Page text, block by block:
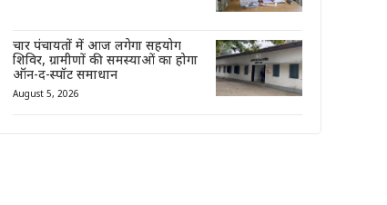
चार पंचायतों में आज लगेगा सहयोग
शिविर, ग्रामीणों की समस्याओं का होगा
ऑन-द-स्पॉट समाधान
August 5, 2026